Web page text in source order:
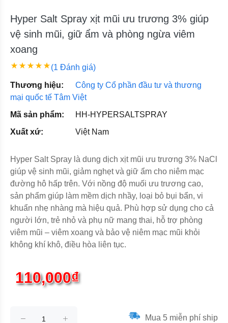
Hyper Salt Spray xịt mũi ưu trương 3% giúp
vệ sinh mũi, giữ ẩm và phòng ngừa viêm
xoang
(1 Đánh giá)
Thương hiệu:
Công ty Cổ phần đầu tư và thương
mại quốc tế Tâm Việt
Mã sản phẩm:
HH-HYPERSALTSPRAY
Xuất xứ:
Việt Nam
Hyper Salt Spray là dung dịch xịt mũi ưu trương 3% NaCl
giúp vệ sinh mũi, giảm nghẹt và giữ ẩm cho niêm mạc
đường hô hấp trên. Với nồng độ muối ưu trương cao,
sản phẩm giúp làm mềm dịch nhầy, loại bỏ bụi bẩn, vi
khuẩn nhẹ nhàng mà hiệu quả. Phù hợp sử dụng cho cả
người lớn, trẻ nhỏ và phụ nữ mang thai, hỗ trợ phòng
viêm mũi – viêm xoang và bảo vệ niêm mạc mũi khỏi
không khí khô, điều hòa liên tục.
110,000₫
Mua 5 miễn phí ship